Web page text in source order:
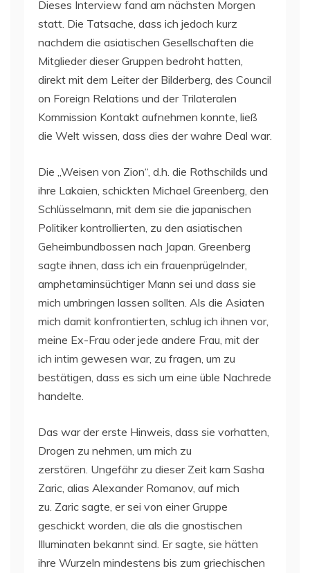
Dieses Interview fand am nächsten Morgen
statt. Die Tatsache, dass ich jedoch kurz
nachdem die asiatischen Gesellschaften die
Mitglieder dieser Gruppen bedroht hatten,
direkt mit dem Leiter der Bilderberg, des Council
on Foreign Relations und der Trilateralen
Kommission Kontakt aufnehmen konnte, ließ
die Welt wissen, dass dies der wahre Deal war.
Die „Weisen von Zion“, d.h. die Rothschilds und
ihre Lakaien, schickten Michael Greenberg, den
Schlüsselmann, mit dem sie die japanischen
Politiker kontrollierten, zu den asiatischen
Geheimbundbossen nach Japan. Greenberg
sagte ihnen, dass ich ein frauenprügelnder,
amphetaminsüchtiger Mann sei und dass sie
mich umbringen lassen sollten. Als die Asiaten
mich damit konfrontierten, schlug ich ihnen vor,
meine Ex-Frau oder jede andere Frau, mit der
ich intim gewesen war, zu fragen, um zu
bestätigen, dass es sich um eine üble Nachrede
handelte.
Das war der erste Hinweis, dass sie vorhatten,
Drogen zu nehmen, um mich zu
zerstören. Ungefähr zu dieser Zeit kam Sasha
Zaric, alias Alexander Romanov, auf mich
zu. Zaric sagte, er sei von einer Gruppe
geschickt worden, die als die gnostischen
Illuminaten bekannt sind. Er sagte, sie hätten
ihre Wurzeln mindestens bis zum griechischen